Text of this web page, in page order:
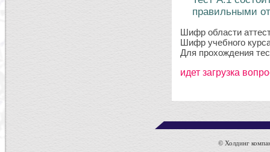
© Холдинг